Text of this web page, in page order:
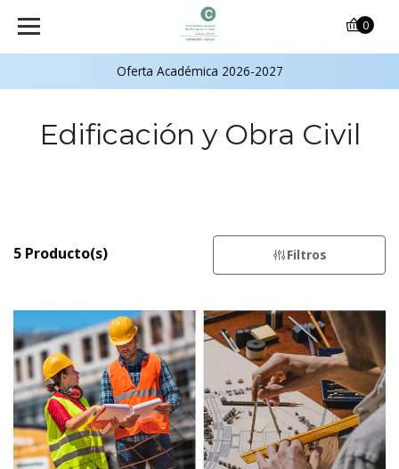
Oferta Académica 2026-2027
0
Edificación y Obra Civil
5 Producto(s) Filtros